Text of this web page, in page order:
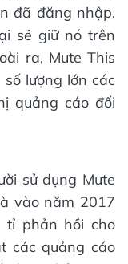
đã đăng nhập.
sẽ giữ nó trên
ra, Mute This
lượng lớn các
quảng cáo đối
sử dụng Mute
vào năm 2017
tỉ phản hồi cho
các quảng cáo